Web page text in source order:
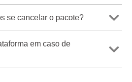
se cancelar o pacote?
em caso de